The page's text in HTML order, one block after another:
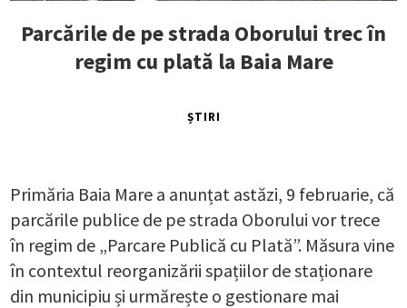
Parcările de pe strada Oborului trec în
regim cu plată la Baia Mare
ȘTIRI
Primăria Baia Mare a anunțat astăzi, 9 februarie, că
parcările publice de pe strada Oborului vor trece
în regim de „Parcare Publică cu Plată”. Măsura vine
în contextul reorganizării spațiilor de staționare
din municipiu și urmărește o gestionare mai